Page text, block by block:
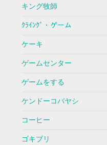
キング牧師
ｸﾗｲﾝｸﾞ・ゲーム
ケーキ
ゲームセンター
ゲームをする
ケンドーコバヤシ
コーヒー
ゴキブリ